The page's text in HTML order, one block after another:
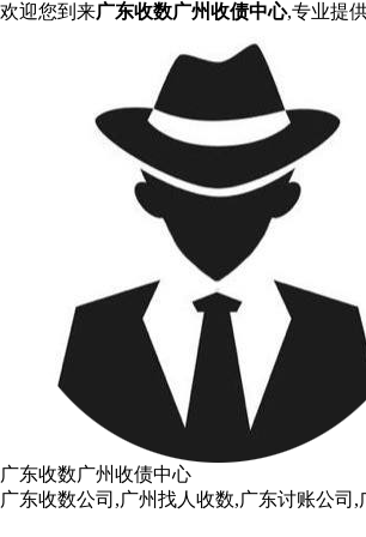
欢迎您到来广东收数广州收债中心,专业提
广东收数广州收债中心
广东收数公司,广州找人收数,广东讨账公司